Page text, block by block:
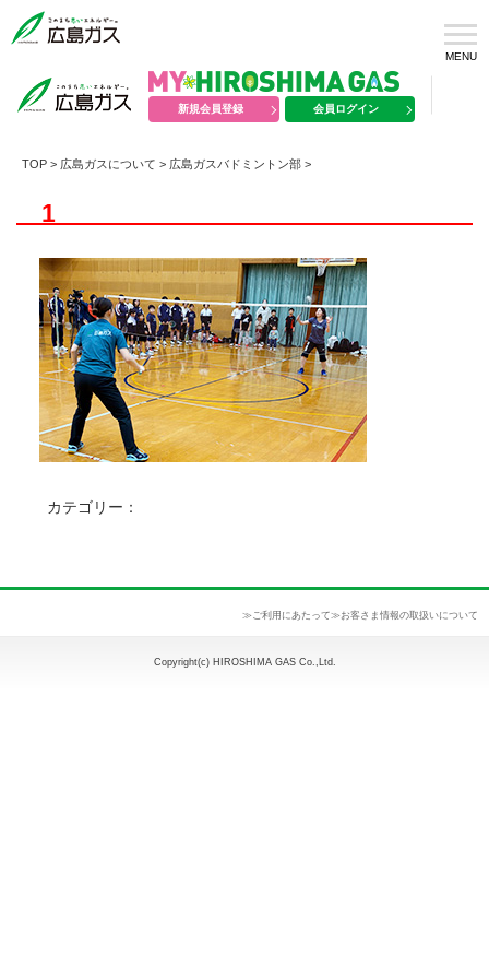
新規会員登録 会員ログイン
MENU
TOP > 広島ガスについて > 広島ガスバドミントン部 >
1
カテゴリー：
≫ご利用にあたって≫お客さま情報の取扱いについて
Copyright(c) HIROSHIMA GAS Co.,Ltd.